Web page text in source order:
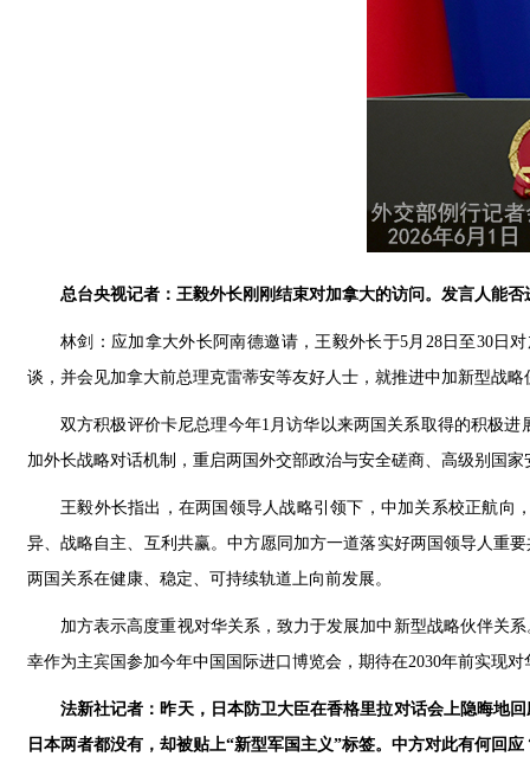
总台央视记者：王毅外长刚刚结束对加拿大的访问。发言人能
林剑：应加拿大外长阿南德邀请，王毅外长于5月28日至30日
谈，并会见加拿大前总理克雷蒂安等友好人士，就推进中加新型战
双方积极评价卡尼总理今年1月访华以来两国关系取得的积极
加外长战略对话机制，重启两国外交部政治与安全磋商、高级别国
王毅外长指出，在两国领导人战略引领下，中加关系校正航向
异、战略自主、互利共赢。中方愿同加方一道落实好两国领导人重
两国关系在健康、稳定、可持续轨道上向前发展。
加方表示高度重视对华关系，致力于发展加中新型战略伙伴关
幸作为主宾国参加今年中国国际进口博览会，期待在2030年前实现对
法新社记者：昨天，日本防卫大臣在香格里拉对话会上隐晦地
日本两者都没有，却被贴上“新型军国主义”标签。中方对此有何回应